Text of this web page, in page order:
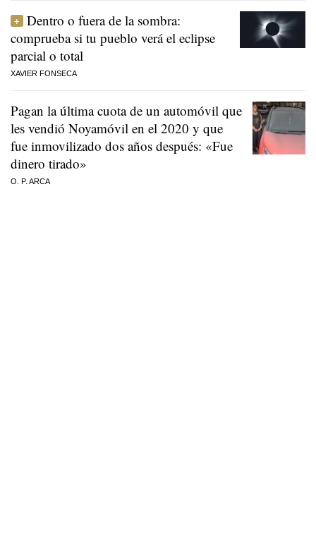
Dentro o fuera de la sombra:
comprueba si tu pueblo verá el eclipse
parcial o total
XAVIER FONSECA
Pagan la última cuota de un automóvil que
les vendió Noyamóvil en el 2020 y que
fue inmovilizado dos años después: «Fue
dinero tirado»
O. P. ARCA